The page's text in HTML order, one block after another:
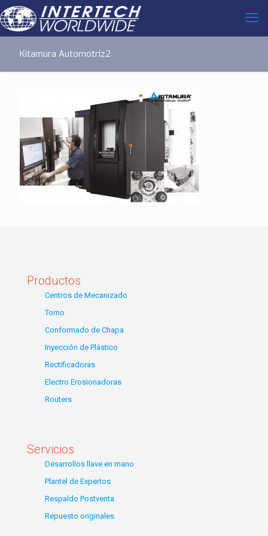
Kitamura Automotriz2
Productos
Centros de Mecanizado
Torno
Conformado de Chapa
Inyección de Plástico
Rectificadoras
Electro Erosionadoras
Routers
Servicios
Desarrollos llave en mano
Plantel de Expertos
Respaldo Postventa
Repuesto originales